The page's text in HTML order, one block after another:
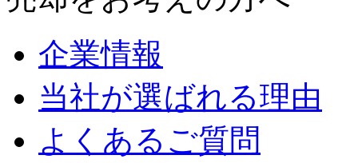
企業情報
当社が選ばれる理由
よくあるご質問